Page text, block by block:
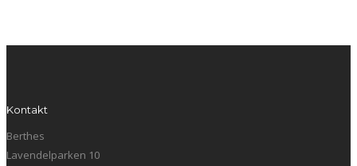
Kontakt
Berthes
Lavendelparken 10